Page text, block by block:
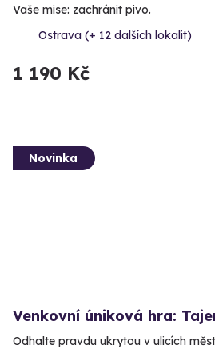
Vaše mise: zachránit pivo.
Ostrava (+ 12 dalších lokalit)
1 190 Kč
Novinka
Venkovní úniková hra:
Odhalte pravdu ukrytou v ulicích